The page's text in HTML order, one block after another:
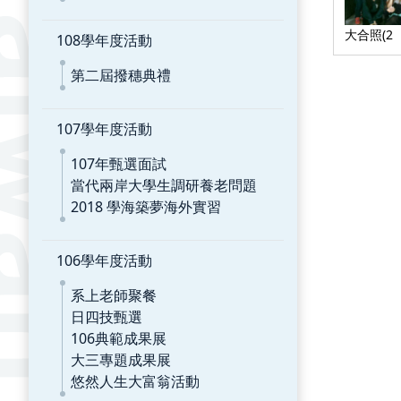
108學年度活動
第二屆撥穗典禮
107學年度活動
107年甄選面試
當代兩岸大學生調研養老問題
2018 學海築夢海外實習
106學年度活動
系上老師聚餐
日四技甄選
106典範成果展
大三專題成果展
悠然人生大富翁活動
大合照(2